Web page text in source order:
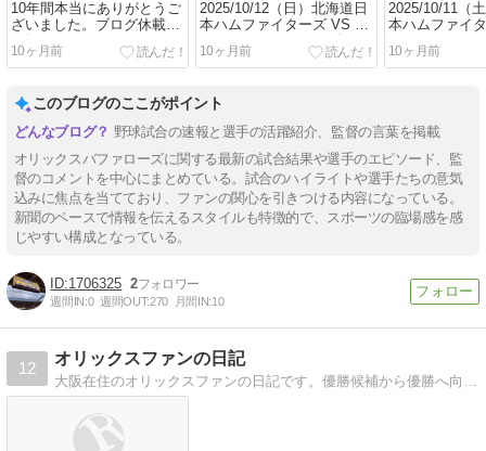
10年間本当にありがとうご
ざいました。ブログ休載の
お知らせ
10ヶ月前
2025/10/12（日）北海道日
本ハムファイターズ VS オ
リックスバファローズ
CS1stステージ 試合レポー
10ヶ月前
2025/10/11（
本ハムファイ
リックスバフ
CS1stステー
10ヶ月前
このブログのここがポイント
野球試合の速報と選手の活躍紹介、監督の言葉を掲載
オリックスバファローズに関する最新の試合結果や選手のエピソード、監
督のコメントを中心にまとめている。試合のハイライトや選手たちの意気
込みに焦点を当てており、ファンの関心を引きつける内容になっている。
新聞のペースで情報を伝えるスタイルも特徴的で、スポーツの臨場感を感
じやすい構成となっている。
1706325 2
週間IN:0 週間OUT:270 月間IN:10
12
オリックスファンの日記
大阪在住のオリックスファンの日記です。優勝候補から優勝へ向かって〜